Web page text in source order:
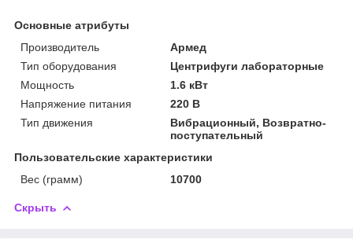
Основные атрибуты
Производитель
Армед
Тип оборудования
Центрифуги лабораторные
Мощность
1.6 кВт
Напряжение питания
220 В
Тип движения
Вибрационный, Возвратно-
поступательный
Пользовательские характеристики
Вес (грамм)
10700
Скрыть